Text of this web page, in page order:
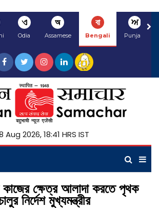
ଏ
Odia
অ
Assamese
বা
Bengali
ਅ
Punjabi
Aug 2026, 18:41 HRS IST
কাজের ক্ষেত্র আলাদা করতে পৃথক
নির্দেশ মুখ্যমন্ত্রীর